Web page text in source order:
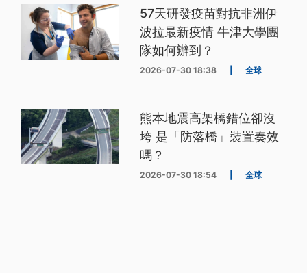
57天研發疫苗對抗非洲伊
波拉最新疫情 牛津大學團
隊如何辦到？
2026-07-30 18:38 全球
熊本地震高架橋錯位卻沒
垮 是「防落橋」裝置奏效
嗎？
2026-07-30 18:54 全球